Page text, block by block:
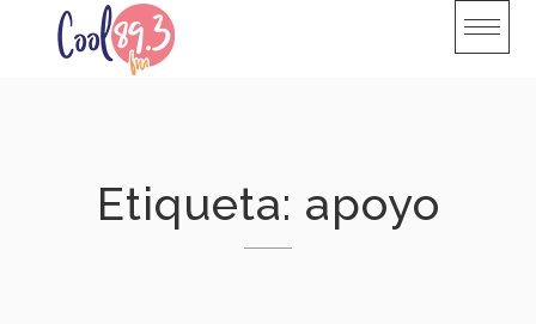
Etiqueta: apoyo